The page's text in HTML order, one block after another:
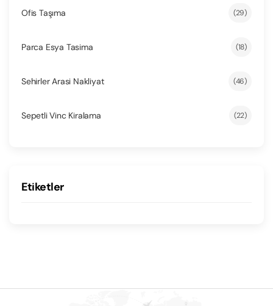
Ofis Taşıma (29)
Parca Esya Tasima (18)
Sehirler Arasi Nakliyat (46)
Sepetli Vinc Kiralama (22)
Etiketler